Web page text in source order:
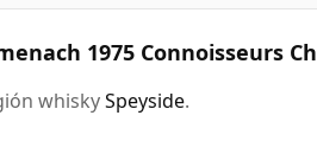
1975 Connoisseurs
whiskySpeyside.